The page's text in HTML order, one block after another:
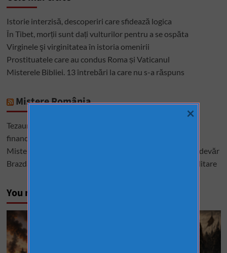
Istorie interzisă, descoperiri care sfidează logica
În Tibet, morții sunt dați vulturilor pentru a se ospăta
Virginele şi virginitatea în istoria omenirii
Prostituatele care au condus Roma și Vaticanul
Misterele Bibliei. 13 întrebări la care nu s-a răspuns
Mistere România
Tezaurul României de la Moscova – cel mai mare mister
financiar din istoria României
Misterele lui Ștefan cel Mare – între istorie, legendă și adevăr
Brazda lui Novac, una dintre cele mai mari construcții militare
You may have missed
×